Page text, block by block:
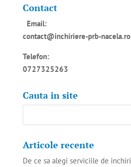
Contact
Email:
contact@inchiriere-prb-nacela.ro
Telefon:
0727325263
Cauta in site
Articole recente
De ce sa alegi serviciile de